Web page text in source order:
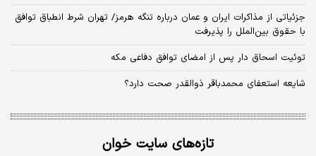
جزئیاتی از مذاکرات ایران و عمان درباره تنگه هرمز/ تهران شرط انطباق توافق
با حقوق بین‌الملل را پذیرفت
توئیت اسحاق دار پس از امضای توافق دفاعی مکه
شایعه استعفای محمدباقر ذوالقدر صحت دارد؟
تازه‌های سایت خوان